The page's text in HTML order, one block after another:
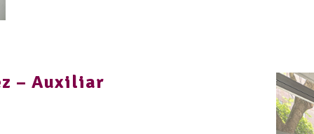
– Auxiliar